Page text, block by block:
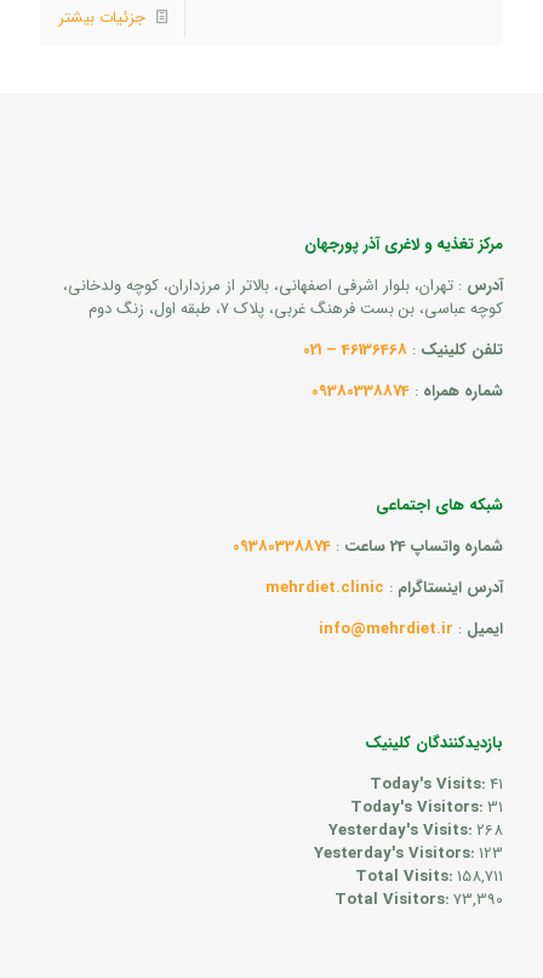
جزئیات بیشتر
مرکز تغذیه و لاغری آذر پورجهان
آدرس : تهران، بلوار اشرفی اصفهانی، بالاتر از مرزداران، کوچه ولدخانی،
کوچه عباسی، بن بست فرهنگ غربی، پلاک 7، طبقه اول، زنگ دوم
تلفن کلینیک :
46136468 – 021
شماره همراه :
09380338874
شبکه های اجتماعی
شماره واتساپ 24 ساعت
:
09380338874
آدرس اینستاگرام :
mehrdiet.clinic
ایمیل :
info@mehrdiet.ir
بازدیدکنندگان کلینیک
Today's Visits:41
Today's Visitors:31
Yesterday's Visits:268
Yesterday's Visitors:123
Total Visits:158,711
Total Visitors:73,390